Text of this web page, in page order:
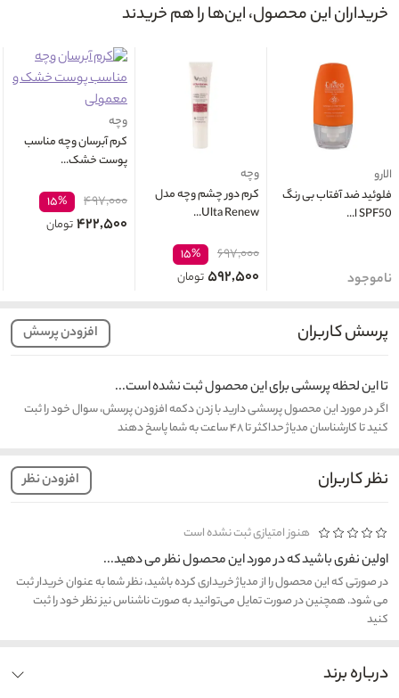
خریداران این محصول، این‌ها را هم خریدند
الارو
فلوئید ضد آفتاب بی رنگ
SPF50 ا...
ناموجود
وچه
کرم دور چشم وچه مدل
Ulta Renew...
۶۹۷,۰۰۰ ۱۵%
۵۹۲,۵۰۰تومان
وچه
کرم آبرسان وچه مناسب
پوست خشک...
۴۹۷,۰۰۰ ۱۵%
۴۲۲,۵۰۰تومان
پرسش کاربران افزودن پرسش
تا این لحظه پرسشی برای این محصول ثبت نشده است...
اگر در مورد این محصول پرسشی دارید با زدن دکمه افزودن پرسش، سوال خود را ثبت
کنید تا کارشناسان مدیاژ حداکثر تا ۴۸ ساعت به شما پاسخ دهند
نظر کاربران افزودن نظر
هنوز امتیازی ثبت نشده است
اولین نفری باشید که در مورد این محصول نظر می دهید...
در صورتی که این محصول را از مدیاژ خریداری کرده باشید، نظر شما به عنوان خریدار ثبت
می شود. همچنین در صورت تمایل می‌توانید به صورت ناشناس نیز نظر خود را ثبت
کنید
درباره برند